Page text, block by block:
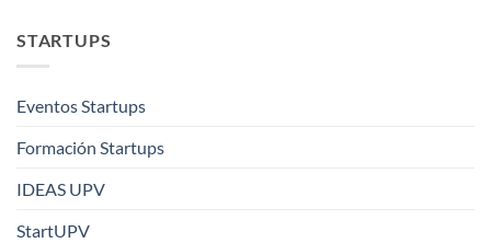
STARTUPS
Eventos Startups
Formación Startups
IDEAS UPV
StartUPV